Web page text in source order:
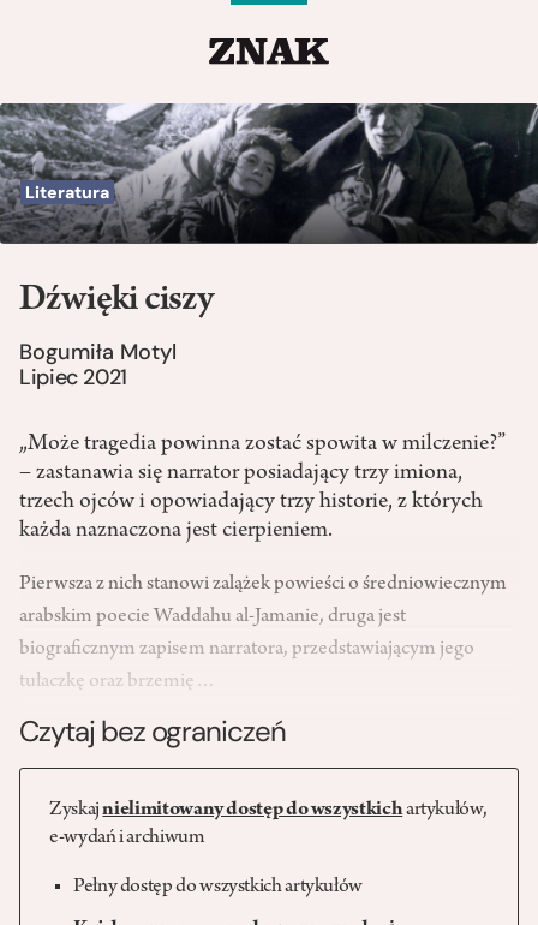
Literatura
Dźwięki ciszy
Bogumiła Motyl
Lipiec 2021
„Może tragedia powinna zostać spowita w milczenie?”
– zastanawia się narrator posiadający trzy imiona,
trzech ojców i opowiadający trzy historie, z których
każda naznaczona jest cierpieniem.
Pierwsza z nich stanowi zalążek powieści o średniowiecznym
arabskim poecie Waddahu al-Jamanie, druga jest
biograficznym zapisem narratora, przedstawiającym jego
tułaczkę oraz brzemię…
Czytaj bez ograniczeń
Zyskajnielimitowany dostęp do wszystkichartykułów,
e-wydań i archiwum
Pełny dostęp do wszystkich artykułów